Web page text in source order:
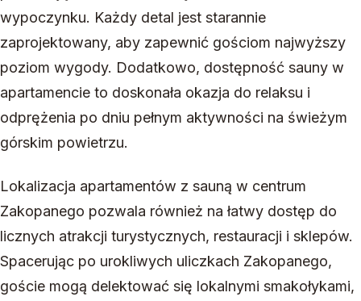
wypoczynku. Każdy detal jest starannie
zaprojektowany, aby zapewnić gościom najwyższy
poziom wygody. Dodatkowo, dostępność sauny w
apartamencie to doskonała okazja do relaksu i
odprężenia po dniu pełnym aktywności na świeżym
górskim powietrzu.
Lokalizacja apartamentów z sauną w centrum
Zakopanego pozwala również na łatwy dostęp do
licznych atrakcji turystycznych, restauracji i sklepów.
Spacerując po urokliwych uliczkach Zakopanego,
goście mogą delektować się lokalnymi smakołykami,